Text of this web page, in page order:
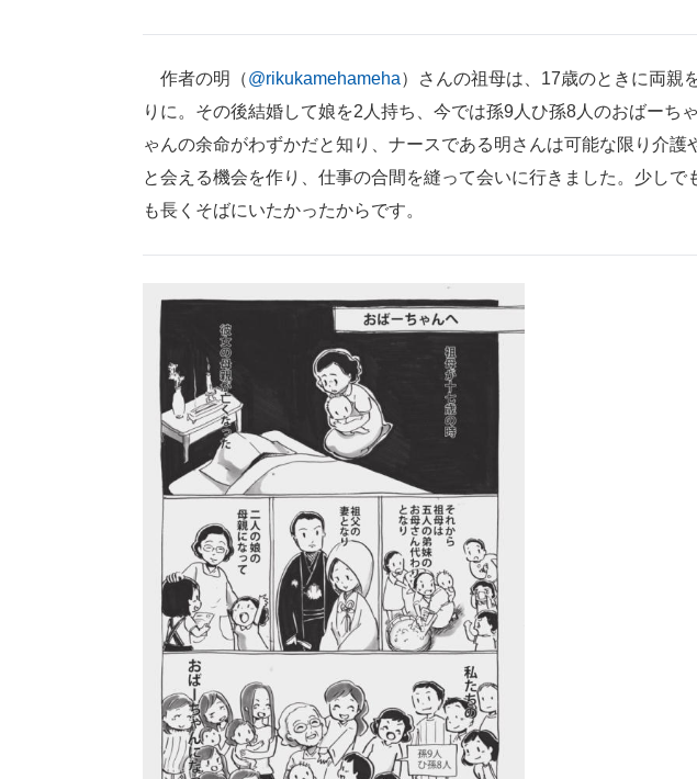
作者の明（@rikukamehameha）さんの祖母は、17歳のときに両親
りに。その後結婚して娘を2人持ち、今では孫9人ひ孫8人のおばーち
ゃんの余命がわずかだと知り、ナースである明さんは可能な限り介護
と会える機会を作り、仕事の合間を縫って会いに行きました。少しで
も長くそばにいたかったからです。